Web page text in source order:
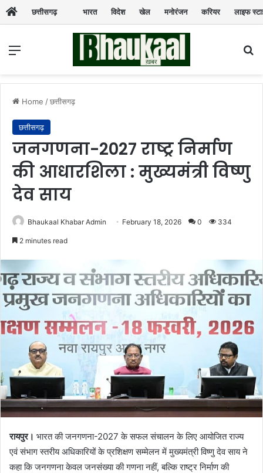
छत्तीसगढ़ भारत विदेश खेल मनोरंजन करियर लाइफ
Menu
Home /छत्तीसगढ़
छत्तीसगढ़
जनगणना-2027 राष्ट्र निर्माण
की आधारशिला : मुख्यमंत्री विष्णु
देव साय
Bhaukaal Khabar Admin February 18, 2026 0 334
2 minutes read
रायपुर। भारत की जनगणना-2027 के सफल संचालन के लिए आयोजित राज्य
एवं संभाग स्तरीय अधिकारियों के प्रशिक्षण सम्मेलन में मुख्यमंत्री विष्णु देव साय ने
कहा कि जनगणना केवल जनसंख्या की गणना नहीं, बल्कि राष्ट्र निर्माण की